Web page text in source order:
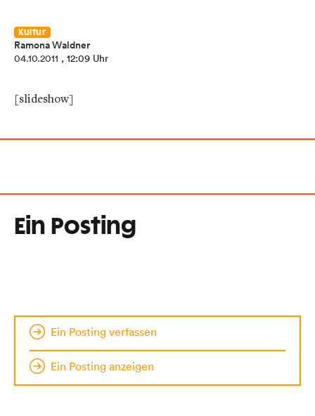
Kultur
Ramona Waldner
04.10.2011 , 12:09 Uhr
[slideshow]
Ein Posting
Ein Posting verfassen
Ein Posting anzeigen